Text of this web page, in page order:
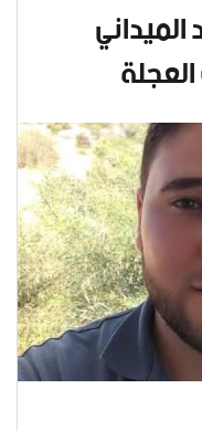
الميداني